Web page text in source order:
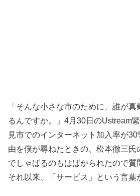
「そんな小さな市のために、誰が
るんですか。」4月30日のUstream
見市でのインターネット加入率が
由を僕が尋ねたときの、松本徹三氏
でしゃばるのもはばかられたので質
それ以来、「サービス」という言葉